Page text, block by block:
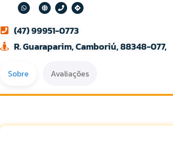
(47) 99951-0773
R. Guaraparim, Camboriú, 88348-077,
Sobre Avaliações